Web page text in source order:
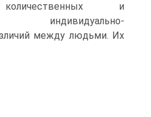
и
индивидуально-
между людьми. Их